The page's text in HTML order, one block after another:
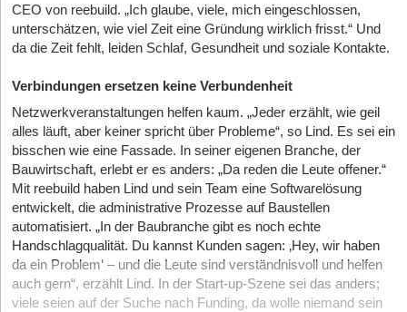
CEO von reebuild. „Ich glaube, viele, mich eingeschlossen,
unterschätzen, wie viel Zeit eine Gründung wirklich frisst.“ Und
da die Zeit fehlt, leiden Schlaf, Gesundheit und soziale Kontakte.
Verbindungen ersetzen keine Verbundenheit
Netzwerkveranstaltungen helfen kaum. „Jeder erzählt, wie geil
alles läuft, aber keiner spricht über Probleme“, so Lind. Es sei ein
bisschen wie eine Fassade. In seiner eigenen Branche, der
Bauwirtschaft, erlebt er es anders: „Da reden die Leute offener.“
Mit reebuild haben Lind und sein Team eine Softwarelösung
entwickelt, die administrative Prozesse auf Baustellen
automatisiert. „In der Baubranche gibt es noch echte
Handschlagqualität. Du kannst Kunden sagen: ‚Hey, wir haben
da ein Problem‘ – und die Leute sind verständnisvoll und helfen
auch gern“, erzählt Lind. In der Start-up-Szene sei das anders;
viele seien auf der Suche nach Funding, da wolle niemand sein